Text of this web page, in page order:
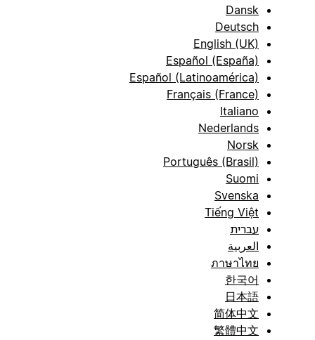
Dansk
Deutsch
English (UK)
Español (España)
Español (Latinoamérica)
Français (France)
Italiano
Nederlands
Norsk
Português (Brasil)
Suomi
Svenska
Tiếng Việt
עברית
العربية
ภาษาไทย
한국어
日本語
简体中文
繁體中文